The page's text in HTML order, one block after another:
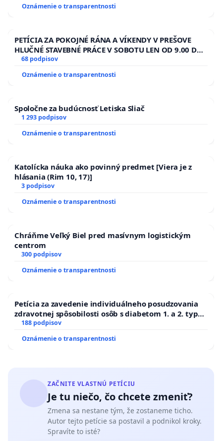
Oznámenie o transparentnosti
PETÍCIA ZA POKOJNÉ RÁNA A VÍKENDY V PREŠOVE
HLUČNÉ STAVEBNÉ PRÁCE V SOBOTU LEN OD 9.00 DO
13.00 HOD., CEZ PRACOVNÝ TÝŽDEŇ CIEĽ 8.00 – 18.00
ĎUMBIERSKEJ/MAGU
68 podpisov
Oznámenie o transparentnosti
Spoločne za budúcnosť Letiska Sliač
1 293 podpisov
Oznámenie o transparentnosti
Katolícka náuka ako povinný predmet [Viera je z
hlásania (Rim 10, 17)]
3 podpisov
Oznámenie o transparentnosti
Chráňme Veľký Biel pred masívnym logistickým
centrom
300 podpisov
Oznámenie o transparentnosti
Petícia za zavedenie individuálneho posudzovania
zdravotnej spôsobilosti osôb s diabetom 1. a 2. typu
pri prijímaní do Policajného zboru SR
188 podpisov
Oznámenie o transparentnosti
ZAČNITE VLASTNÚ PETÍCIU
Je tu niečo, čo chcete zmeniť?
Zmena sa nestane tým, že zostaneme ticho.
Autor tejto petície sa postavil a podnikol kroky.
Spravíte to isté?